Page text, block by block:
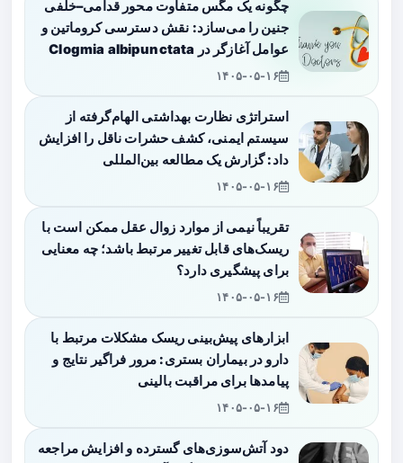
چگونه یک مگس متفاوت محور قدامی–خلفی
جنین را می‌سازد: نقش دسترسی کروماتین و
عوامل آغازگر در Clogmia albipunctata
۱۴۰۵-۰۵-۱۶
استراتژی نظارت بهداشتی الهام‌گرفته از
سیستم ایمنی، کشف حشرات ناقل را افزایش
داد: گزارش یک مطالعه بین‌المللی
۱۴۰۵-۰۵-۱۶
تقریباً نیمی از موارد زوال عقل ممکن است با
ریسک‌های قابل تغییر مرتبط باشد؛ چه معنایی
برای پیشگیری دارد؟
۱۴۰۵-۰۵-۱۶
ابزارهای پیش‌بینی ریسک مشکلات مرتبط با
دارو در بیماران بستری: مرور فراگیر نتایج و
پیامدها برای مراقبت بالینی
۱۴۰۵-۰۵-۱۶
دود آتش‌سوزی‌های گسترده و افزایش مراجعه